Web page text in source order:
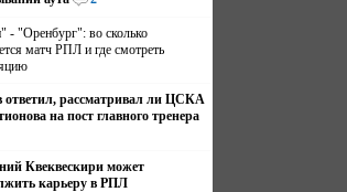
- "Оренбург": во сколько
матч РПЛ и где смотреть
ответил, рассматривал ли ЦСКА
на пост главного тренера
Квеквескири может
карьеру в РПЛ